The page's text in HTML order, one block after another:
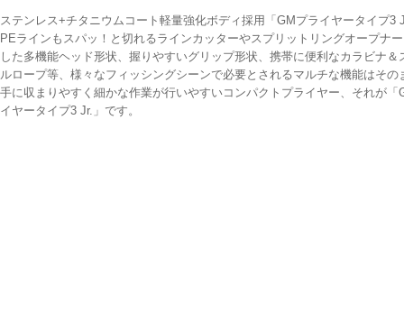
ステンレス+チタニウムコート軽量強化ボディ採用「GMプライヤータイプ3
PEラインもスパッ！と切れるラインカッターやスプリットリングオープナ
した多機能ヘッド形状、握りやすいグリップ形状、携帯に便利なカラビナ＆
ルロープ等、様々なフィッシングシーンで必要とされるマルチな機能はその
手に収まりやすく細かな作業が行いやすいコンパクトプライヤー、それが「
イヤータイプ3 Jr.」です。